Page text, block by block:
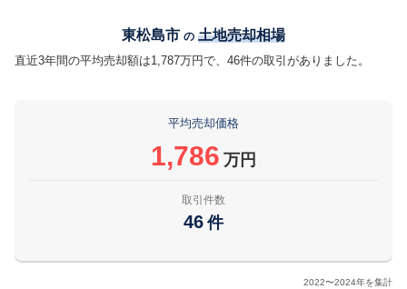
東松島市 の 土地売却相場
直近3年間の平均売却額は1,787万円で、46件の取引がありました。
平均売却価格
1,786 万円
取引件数
46 件
2022〜2024年を集計